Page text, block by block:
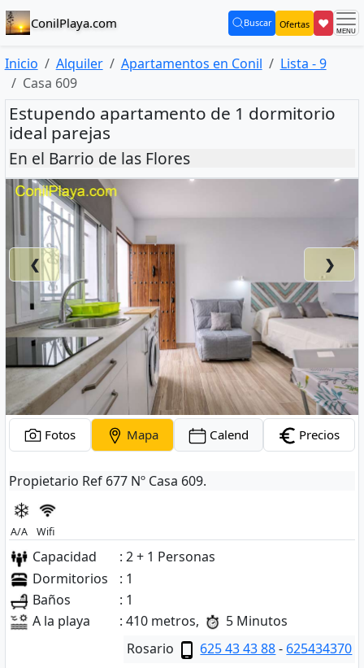
ConilPlaya.com Buscar
(current) Ofertas ❤
Inicio Alquiler Apartamentos en Conil
Lista - 9
Casa 609
Estupendo apartamento de 1 dormitorio
ideal parejas
En el Barrio de las Flores
❮ ❯
Fotos Mapa Calend Precios
Propietario Ref 677 Nº Casa 609.
A/A Wifi
Capacidad
: 2 + 1 Personas
Dormitorios
: 1
Baños
: 1
A la playa
: 410 metros,
5 Minutos
Rosario
625 43 43 88- 625434370